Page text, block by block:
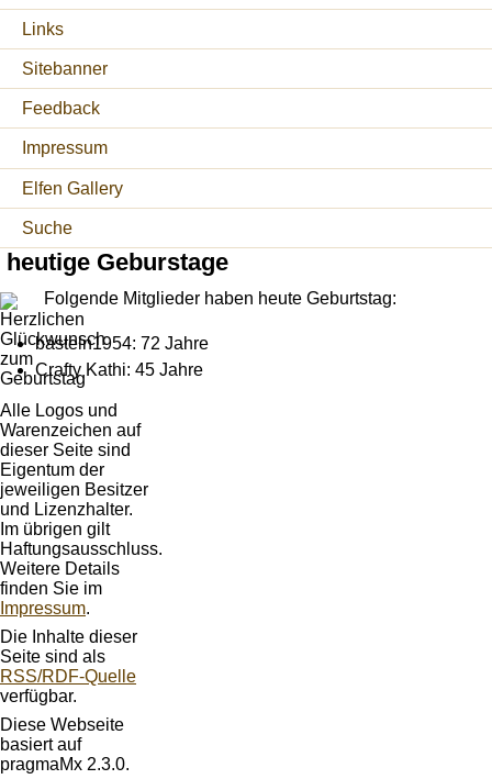
Links
Sitebanner
Feedback
Impressum
Elfen Gallery
Suche
heutige Geburstage
Folgende Mitglieder haben heute Geburtstag:
basteln1954: 72 Jahre
Crafty Kathi: 45 Jahre
Alle Logos und
Warenzeichen auf
dieser Seite sind
Eigentum der
jeweiligen Besitzer
und Lizenzhalter.
Im übrigen gilt
Haftungsausschluss.
Weitere Details
finden Sie im
Impressum.
Die Inhalte dieser
Seite sind als
RSS/RDF-Quelle
verfügbar.
Diese Webseite
basiert auf
pragmaMx 2.3.0.